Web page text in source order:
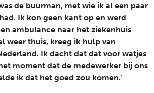
de buurman, met wie ik al een paar
Ik kon geen kant op en werd
ambulance naar het ziekenhuis
weer thuis, kreeg ik hulp van
Ik dacht dat dat voor watjes
moment dat de medewerker bij ons
ik dat het goed zou komen.’